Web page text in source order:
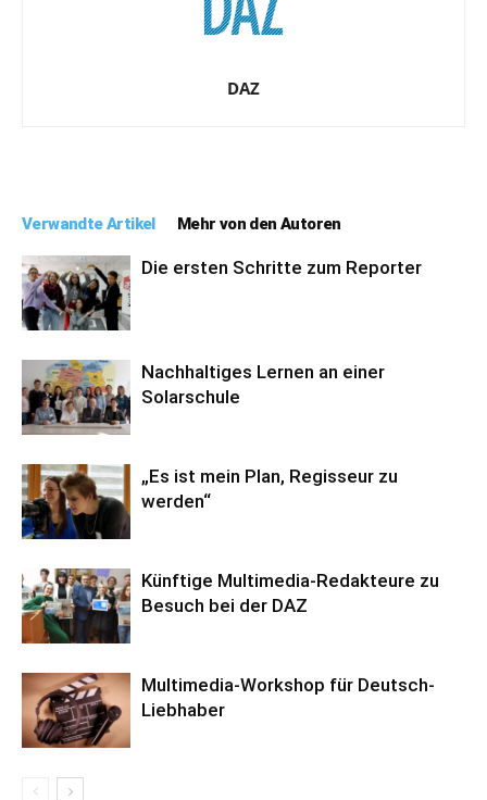
DAZ
Verwandte Artikel Mehr von den Autoren
Die ersten Schritte zum Reporter
Nachhaltiges Lernen an einer
Solarschule
„Es ist mein Plan, Regisseur zu
werden“
Künftige Multimedia-Redakteure zu
Besuch bei der DAZ
Multimedia-Workshop für Deutsch-
Liebhaber